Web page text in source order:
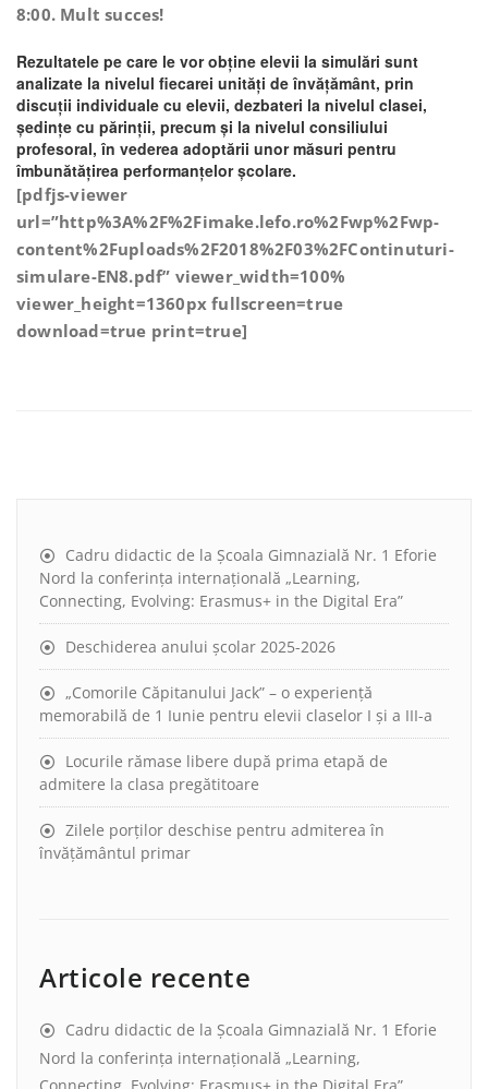
8:00. Mult succes!
Rezultatele pe care le vor obține elevii la simulări sunt
analizate la nivelul fiecarei unități de învățământ, prin
discuții individuale cu elevii, dezbateri la nivelul clasei,
ședințe cu părinții, precum și la nivelul consiliului
profesoral, în vederea adoptării unor măsuri pentru
îmbunătățirea performanțelor școlare.
[pdfjs-viewer
url=”http%3A%2F%2Fimake.lefo.ro%2Fwp%2Fwp-
content%2Fuploads%2F2018%2F03%2FContinuturi-
simulare-EN8.pdf” viewer_width=100%
viewer_height=1360px fullscreen=true
download=true print=true]
Cadru didactic de la Școala Gimnazială Nr. 1 Eforie
Nord la conferința internațională „Learning,
Connecting, Evolving: Erasmus+ in the Digital Era”
Deschiderea anului școlar 2025-2026
„Comorile Căpitanului Jack” – o experiență
memorabilă de 1 Iunie pentru elevii claselor I și a III-a
Locurile rămase libere după prima etapă de
admitere la clasa pregătitoare
Zilele porților deschise pentru admiterea în
învățământul primar
Articole recente
Cadru didactic de la Școala Gimnazială Nr. 1 Eforie
Nord la conferința internațională „Learning,